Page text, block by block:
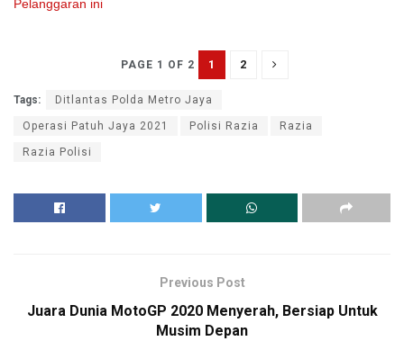
Pelanggaran ini
PAGE 1 OF 2 1 2
Tags: Ditlantas Polda Metro Jaya
Operasi Patuh Jaya 2021 Polisi Razia Razia
Razia Polisi
Previous Post
Juara Dunia MotoGP 2020 Menyerah, Bersiap Untuk
Musim Depan